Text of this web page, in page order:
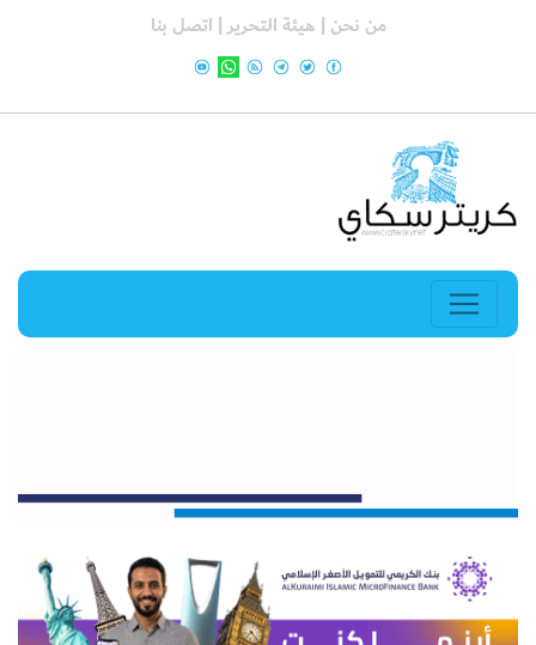
من نحن | هيئة التحرير | اتصل بنا